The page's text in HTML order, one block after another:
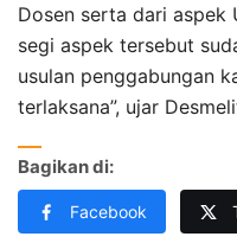
Dosen serta dari aspek
segi aspek tersebut
usulan penggabungan
terlaksana”, ujar
Bagikan di:
Facebook